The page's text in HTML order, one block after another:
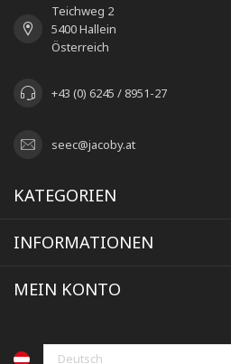
Teichweg 2
5400 Hallein
Österreich
+43 (0) 6245 / 8951-27
seec@jacoby.at
KATEGORIEN
INFORMATIONEN
MEIN KONTO